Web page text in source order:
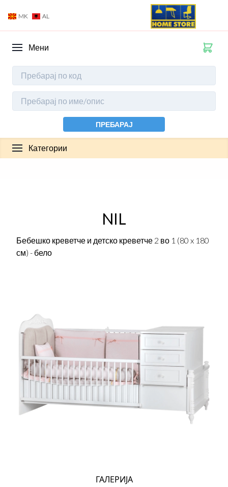
MK AL
Мени
ПРЕБАРАЈ
Категории
NIL
Бебешко креветче и детско креветче 2 во 1 (80 x 180
см) - бело
ГАЛЕРИЈА